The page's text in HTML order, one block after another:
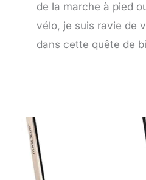
de la marche à pied
vélo, je suis ravie de
dans cette quête de